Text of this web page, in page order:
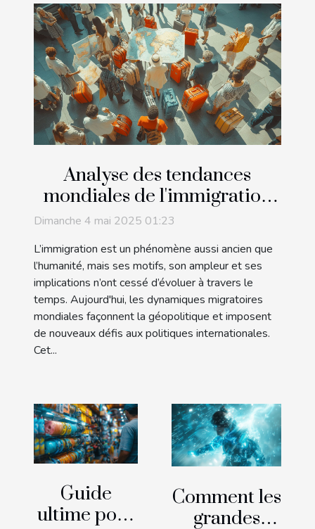
Analyse des tendances
mondiales de l'immigration
et impact sur les politiques
internationales
Dimanche 4 mai 2025 01:23
L’immigration est un phénomène aussi ancien que
l’humanité, mais ses motifs, son ampleur et ses
implications n’ont cessé d’évoluer à travers le
temps. Aujourd'hui, les dynamiques migratoires
mondiales façonnent la géopolitique et imposent
de nouveaux défis aux politiques internationales.
Cet...
Guide
ultime pour
Comment les
grandes